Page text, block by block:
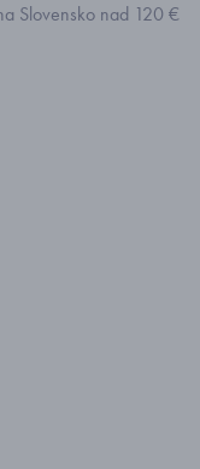
Slovensko nad 120 €